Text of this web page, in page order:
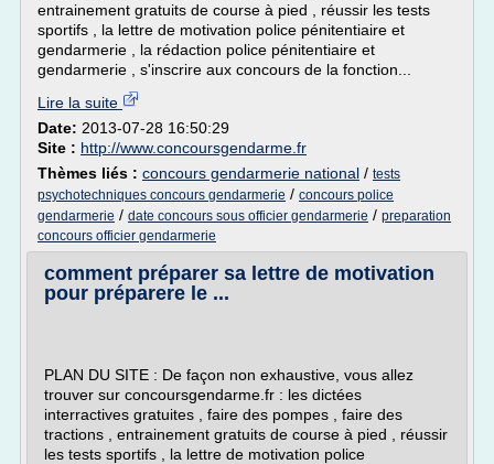
entrainement gratuits de course à pied , réussir les tests
sportifs , la lettre de motivation police pénitentiaire et
gendarmerie , la rédaction police pénitentiaire et
gendarmerie , s'inscrire aux concours de la fonction...
Lire la suite
Date: 2013-07-28 16:50:29
Site : http://www.concoursgendarme.fr
Thèmes liés : concours gendarmerie national / tests
psychotechniques concours gendarmerie / concours police
gendarmerie / date concours sous officier gendarmerie / preparation
concours officier gendarmerie
comment préparer sa lettre de motivation
pour préparere le ...
PLAN DU SITE : De façon non exhaustive, vous allez
trouver sur concoursgendarme.fr : les dictées
interractives gratuites , faire des pompes , faire des
tractions , entrainement gratuits de course à pied , réussir
les tests sportifs , la lettre de motivation police